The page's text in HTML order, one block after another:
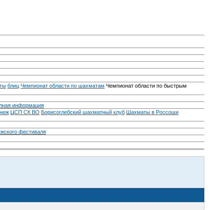
блиц Чемпионат области по шахматам Чемпионат области по быстрым
информация
ЦСП СК ВО Борисоглебский шахматный клуб Шахматы в Россоши
фестиваля